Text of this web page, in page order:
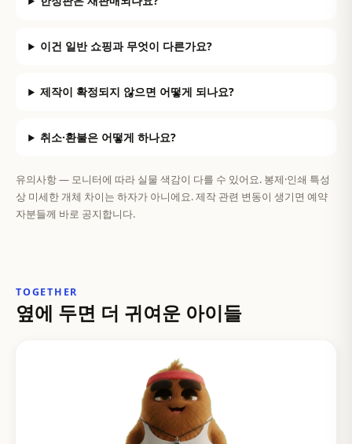
이건 일반 쇼핑과 무엇이 다른가요?
제작이 확정되지 않으면 어떻게 되나요?
취소·환불은 어떻게 하나요?
유의사항 — 모니터에 따라 실물 색감이 다를 수 있어요. 봉제·인쇄 특성
상 미세한 개체 차이는 하자가 아니에요. 제작 관련 변동이 생기면 예약
자분들께 바로 공지합니다.
TOGETHER
옆에 두면 더 귀여운 아이들